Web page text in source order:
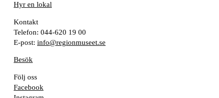
Hyr en lokal
Kontakt
Telefon: 044-620 19 00
E-post: info@regionmuseet.se
Besök
Följ oss
Facebook